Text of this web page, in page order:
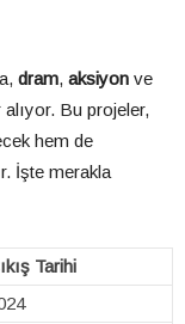
dram, aksiyon ve
Bu projeler,
hem de
İşte merakla
Tarihi